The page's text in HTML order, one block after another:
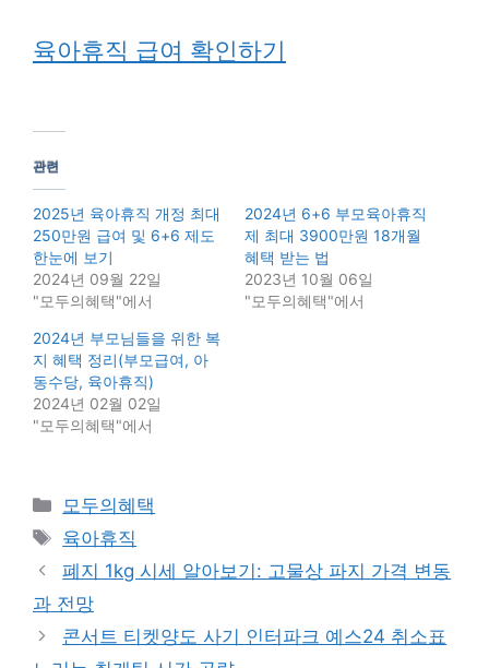
육아휴직 급여 확인하기
관련
2025년 육아휴직 개정 최대
250만원 급여 및 6+6 제도
한눈에 보기
2024년 09월 22일
"모두의혜택"에서
2024년 6+6 부모육아휴직
제 최대 3900만원 18개월
혜택 받는 법
2023년 10월 06일
"모두의혜택"에서
2024년 부모님들을 위한 복
지 혜택 정리(부모급여, 아
동수당, 육아휴직)
2024년 02월 02일
"모두의혜택"에서
Categories
모두의혜택
Tags
육아휴직
폐지 1kg 시세 알아보기: 고물상 파지 가격 변동
과 전망
콘서트 티켓양도 사기 인터파크 예스24 취소표